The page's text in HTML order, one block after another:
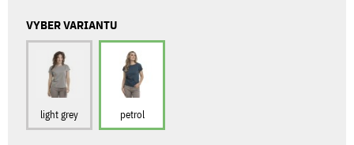
VYBER VARIANTU
light grey petrol